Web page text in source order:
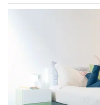
Image Credit :
மட்டனை
சேமிக்கலாம்?